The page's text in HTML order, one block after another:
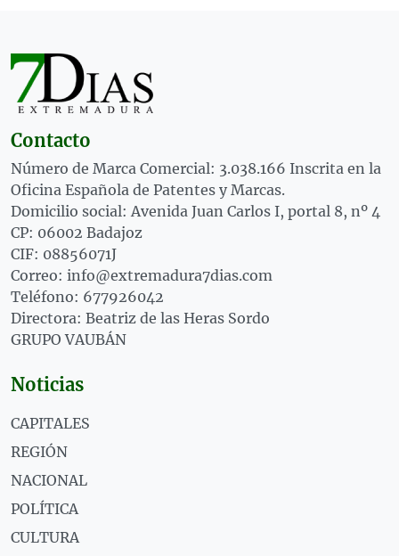
Contacto
Número de Marca Comercial: 3.038.166 Inscrita en la
Oficina Española de Patentes y Marcas.
Domicilio social: Avenida Juan Carlos I, portal 8, nº 4
CP: 06002 Badajoz
CIF: 08856071J
Correo: info@extremadura7dias.com
Teléfono: 677926042
Directora: Beatriz de las Heras Sordo
GRUPO VAUBÁN
Noticias
CAPITALES
REGIÓN
NACIONAL
POLÍTICA
CULTURA